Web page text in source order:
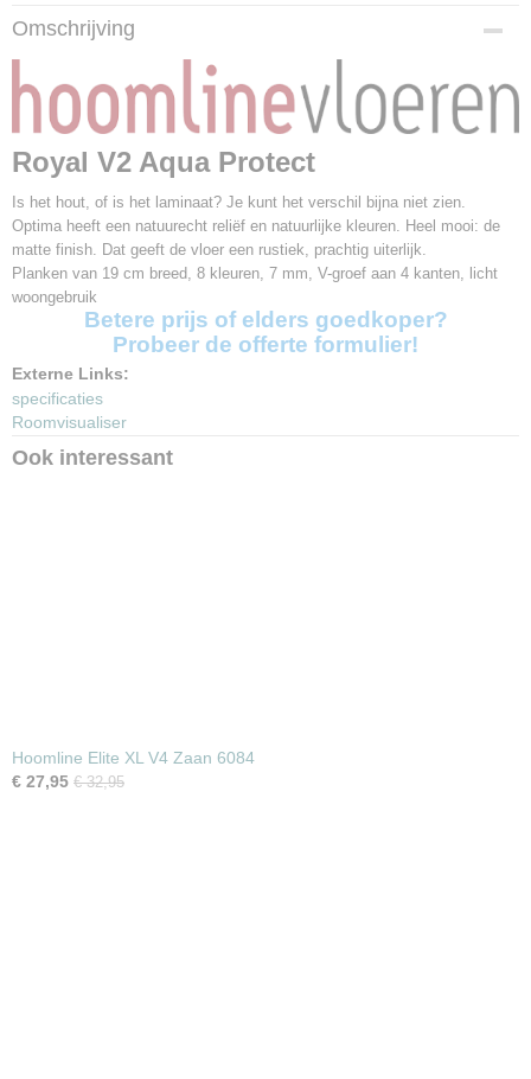
Productcode
126,10 x 19,20 x 0,80 cm
Pakinhoud
Aantal planken per pak
9 planken
V-groef
2V
Garantie
20 jaar
AC4 (zwaar woongebruik)
Klik systeem
Uniclic
Geschikt
Omschrijving
Royal V2 Aqua Protect
Is het hout, of is het laminaat? Je kunt het verschil bijna niet zien.
Optima heeft een natuurecht reliëf en natuurlijke kleuren. Heel mooi: de
matte finish. Dat geeft de vloer een rustiek, prachtig uiterlijk.
Planken van 19 cm breed, 8 kleuren, 7 mm, V-groef aan 4 kanten, licht
woongebruik
Betere prijs of elders goedkoper?
Probeer de offerte formulier!
Externe Links:
specificaties
Roomvisualiser
Ook interessant
Hoomline Elite XL V4 Zaan 6084
€ 27,95 € 32,95